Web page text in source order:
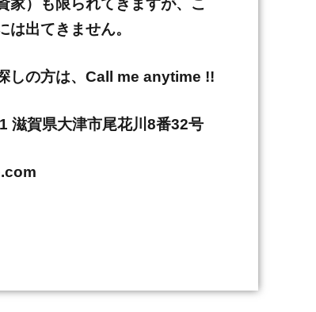
出てきません。
しの方は、Call me anytime !!
賀県大津市尾花川8番32号